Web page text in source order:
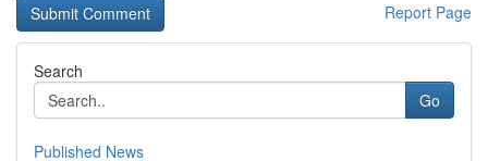
Report Page
Search
Go
Published News